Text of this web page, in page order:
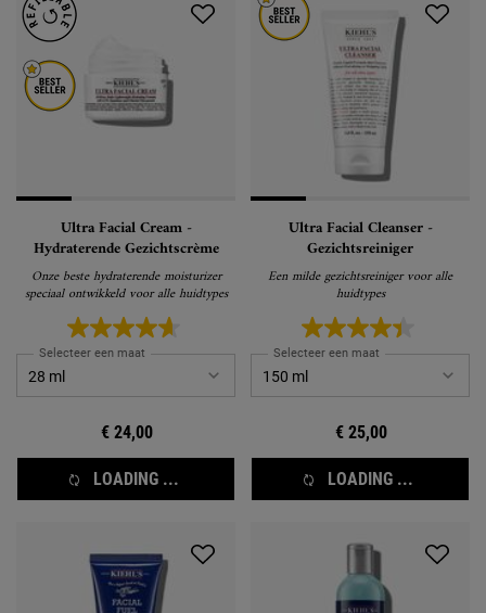
Ultra Facial Cream -
Hydraterende Gezichtscrème
Onze beste hydraterende moisturizer
speciaal ontwikkeld voor alle huidtypes
Selecteer een maat
€ 24,00
LOADING ...
Ultra Facial Cleanser -
Gezichtsreiniger
Een milde gezichtsreiniger voor alle
huidtypes
Selecteer een maat
€ 25,00
LOADING ...